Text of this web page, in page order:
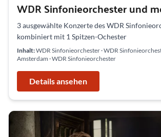
WDR Sinfonieorchester und
3 ausgewählte Konzerte des WDR
kombiniert mit 1 Spitzen-Ochester
Inhalt:WDR Sinfonieorchester · WDR
Amsterdam · WDR Sinfonieorchester
Details ansehen